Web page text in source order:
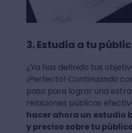
3. Estudia a tu
¿Ya has definido tus
¡Perfecto! Continuando
paso para lograr una
relaciones públicas
hacer ahora un estudio
y preciso sobre tu